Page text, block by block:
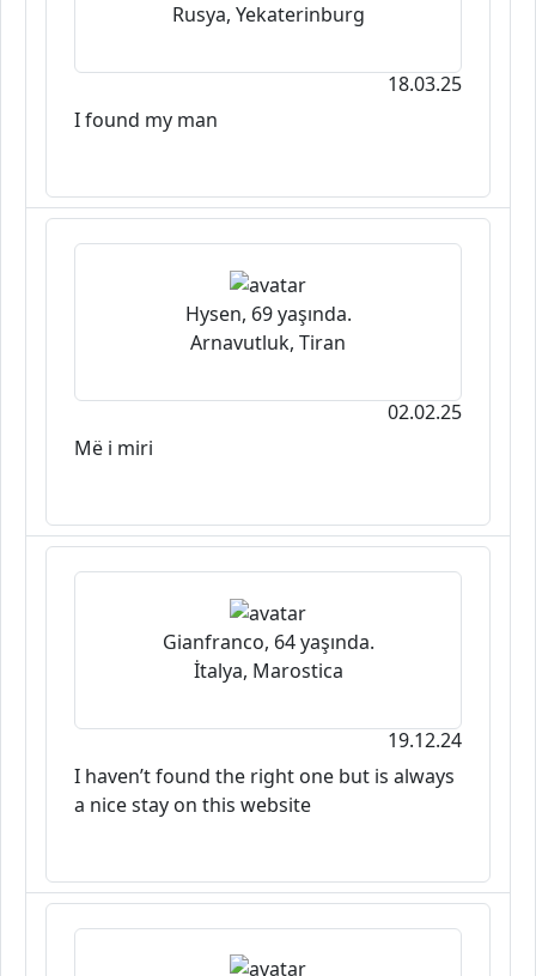
Rusya, Yekaterinburg
18.03.25
I found my man
Hysen, 69 yaşında.
Arnavutluk, Tiran
02.02.25
Më i miri
Gianfranco, 64 yaşında.
İtalya, Marostica
19.12.24
I haven’t found the right one but is always
a nice stay on this website